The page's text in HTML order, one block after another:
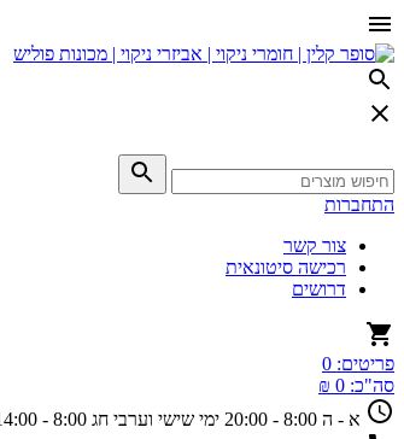
התחברות
צור קשר
רכישה סיטונאית
דרושים
פריטים: 0
סה"כ: 0 ₪
א - ה 8:00 - 20:00
ימי שישי וערבי חג 8:00 - 14:00